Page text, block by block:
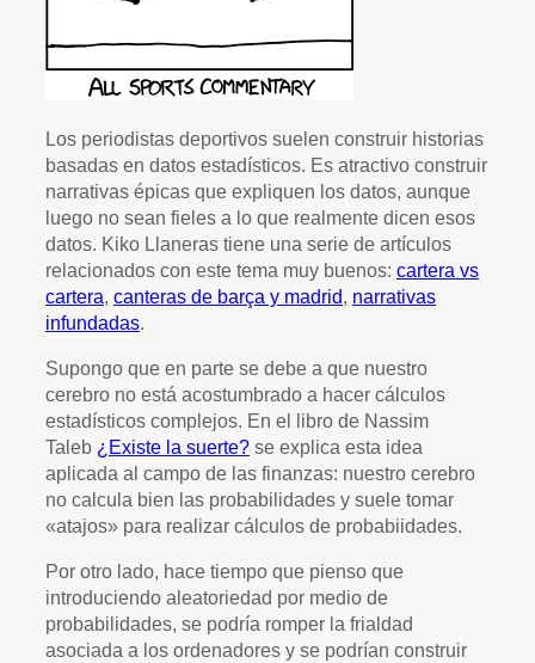
Los periodistas deportivos suelen construir historias
basadas en datos estadísticos. Es atractivo construir
narrativas épicas que expliquen los datos, aunque
luego no sean fieles a lo que realmente dicen esos
datos. Kiko Llaneras tiene una serie de artículos
relacionados con este tema muy buenos: cartera vs
cartera, canteras de barça y madrid, narrativas
infundadas.
Supongo que en parte se debe a que nuestro
cerebro no está acostumbrado a hacer cálculos
estadísticos complejos. En el libro de Nassim
Taleb ¿Existe la suerte? se explica esta idea
aplicada al campo de las finanzas: nuestro cerebro
no calcula bien las probabilidades y suele tomar
«atajos» para realizar cálculos de probabiidades.
Por otro lado, hace tiempo que pienso que
introduciendo aleatoriedad por medio de
probabilidades, se podría romper la frialdad
asociada a los ordenadores y se podrían construir